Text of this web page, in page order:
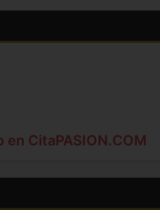
CitaPASION.COM